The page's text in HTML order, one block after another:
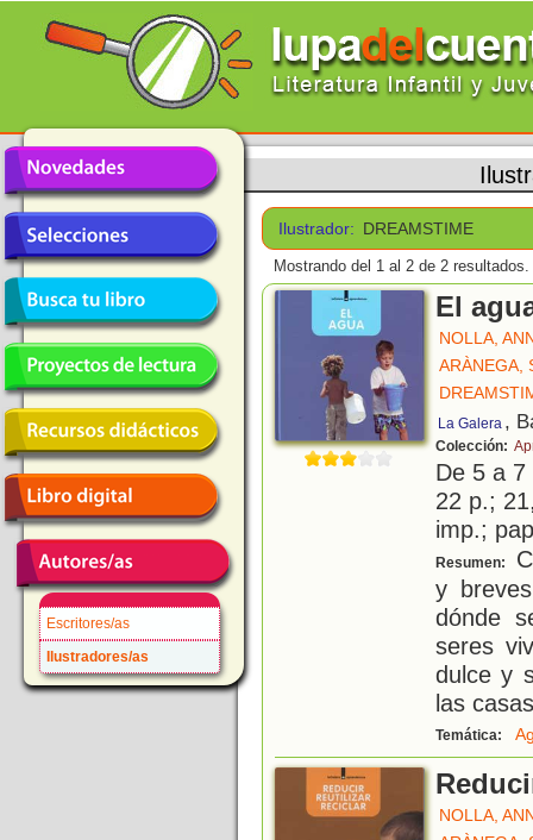
Escritores/as
Ilustradores/as
Ilustrador: DREAMSTIME
Mostrando del 1 al 2 de 2 resultados.
El
NOLLA,
ARÀNEGA,
La Galera ,
Colección:
De 5 a
22 p.;
imp.;
Resumen:
y
dónde
seres
dulce y
las
Temática:
NOLLA,